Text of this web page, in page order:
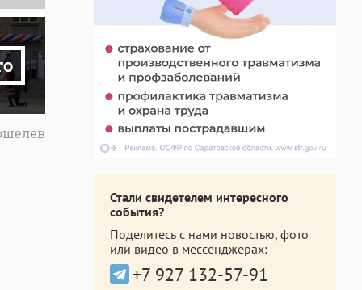
Стали свидетелем интересного
события?
Поделитесь с нами новостью, фото
или видео в мессенджерах:
+7 927 132-57-91